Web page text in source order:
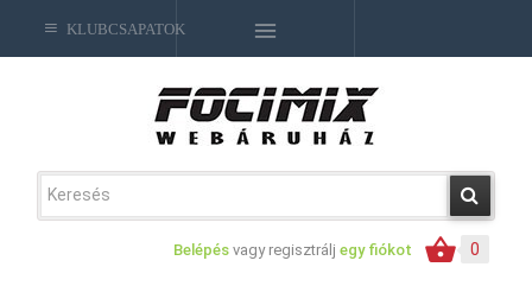
0
Belépés vagy regisztrálj egy fiókot
KLUBCSAPATOK